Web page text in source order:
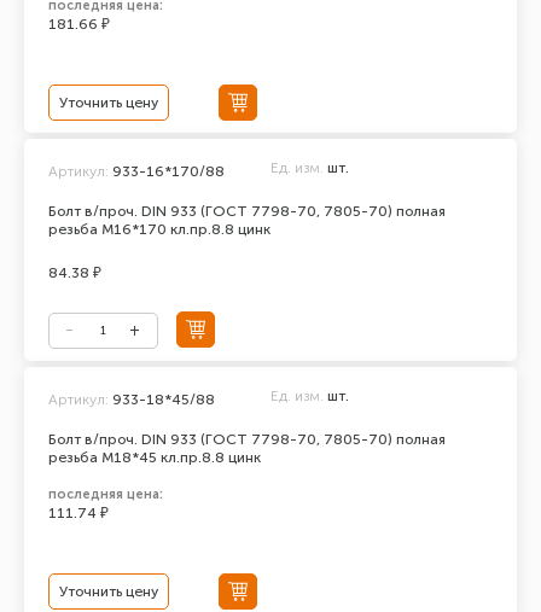
последняя цена:
181.66 ₽
Уточнить цену
Болт в/проч. DIN 933 (ГОСТ 7798-70, 7805-70) полная
резьба М16*170 кл.пр.8.8 цинк
Артикул: 933-16*170/88 Ед. изм. шт.
84.38 ₽
Болт в/проч. DIN 933 (ГОСТ 7798-70, 7805-70) полная
резьба М18*45 кл.пр.8.8 цинк
Артикул: 933-18*45/88 Ед. изм. шт.
последняя цена:
111.74 ₽
Уточнить цену